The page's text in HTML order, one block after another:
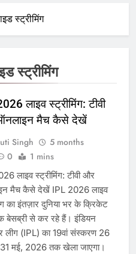
स्ट्रीमिंग
स्ट्रीमिंग
लाइव स्ट्रीमिंग: टीवी
मैच कैसे देखें
Singh
5 months
0 1 mins
लाइव स्ट्रीमिंग: टीवी और
मैच कैसे देखें IPL 2026 लाइव
का इंतज़ार दुनिया भर के क्रिकेट
बेसब्री से कर रहे हैं। इंडियन
लीग (IPL) का 19वां संस्करण 26
31 मई, 2026 तक खेला जाएगा।